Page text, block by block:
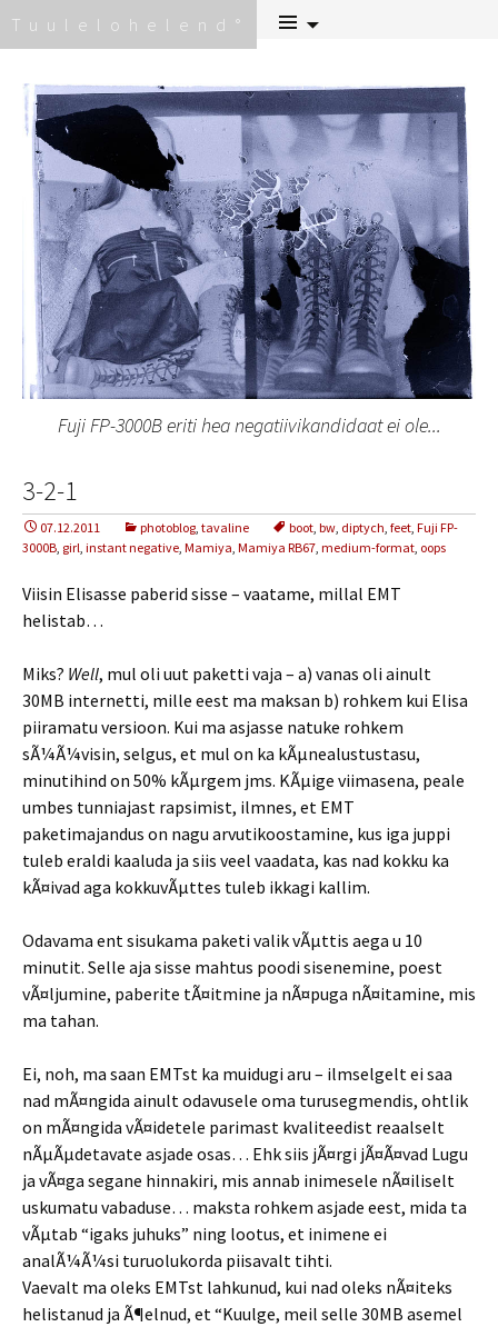
Tuulelohelend
Fuji FP-3000B eriti hea negatiivikandidaat ei ole...
3-2-1
07.12.2011 photoblog tavaline boot bw diptych feet Fuji FP-
3000B girl instant negative Mamiya Mamiya RB67 medium-format oops
Viisin Elisasse paberid sisse – vaatame, millal EMT
helistab…
Miks? Well, mul oli uut paketti vaja – a) vanas oli ainult
30MB internetti, mille eest ma maksan b) rohkem kui Elisa
piiramatu versioon. Kui ma asjasse natuke rohkem
sÃ¼Ã¼visin, selgus, et mul on ka kÃµnealustustasu,
minutihind on 50% kÃµrgem jms. KÃµige viimasena, peale
umbes tunniajast rapsimist, ilmnes, et EMT
paketimajandus on nagu arvutikoostamine, kus iga juppi
tuleb eraldi kaaluda ja siis veel vaadata, kas nad kokku ka
kÃ¤ivad aga kokkuvÃµttes tuleb ikkagi kallim.
Odavama ent sisukama paketi valik vÃµttis aega u 10
minutit. Selle aja sisse mahtus poodi sisenemine, poest
vÃ¤ljumine, paberite tÃ¤itmine ja nÃ¤puga nÃ¤itamine, mis
ma tahan.
Ei, noh, ma saan EMTst ka muidugi aru – ilmselgelt ei saa
nad mÃ¤ngida ainult odavusele oma turusegmendis, ohtlik
on mÃ¤ngida vÃ¤idetele parimast kvaliteedist reaalselt
nÃµÃµdetavate asjade osas… Ehk siis jÃ¤rgi jÃ¤Ã¤vad Lugu
ja vÃ¤ga segane hinnakiri, mis annab inimesele nÃ¤iliselt
uskumatu vabaduse… maksta rohkem asjade eest, mida ta
vÃµtab “igaks juhuks” ning lootus, et inimene ei
analÃ¼Ã¼si turuolukorda piisavalt tihti.
Vaevalt ma oleks EMTst lahkunud, kui nad oleks nÃ¤iteks
helistanud ja Ã¶elnud, et “Kuulge, meil selle 30MB asemel